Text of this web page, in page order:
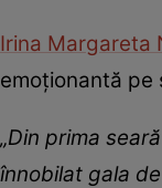
Irina Margareta
emoționantă pe
„Din prima
înnobilat gala